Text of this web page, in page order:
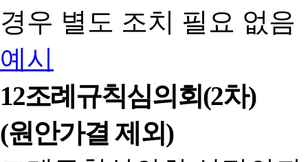
경우 별도 조치 필요 없음
예시
12조례규칙심의회(2차)
(원안가결 제외)